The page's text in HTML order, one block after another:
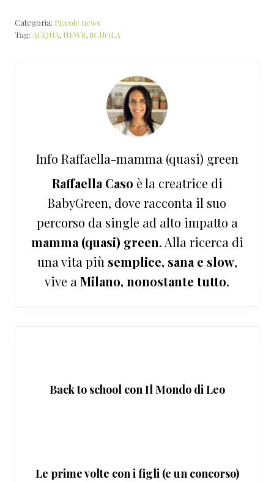
Categoria: Piccole news
Tag: ACQUA, NEWS,SCUOLA
Info Raffaella-mamma (quasi) green
Raffaella Caso è la creatrice di
BabyGreen, dove racconta il suo
percorso da single ad alto impatto a
mamma (quasi) green. Alla ricerca di
una vita più semplice, sana e slow,
vive a Milano, nonostante tutto.
Back to school con Il Mondo di Leo
Le prime volte con i figli (e un concorso)